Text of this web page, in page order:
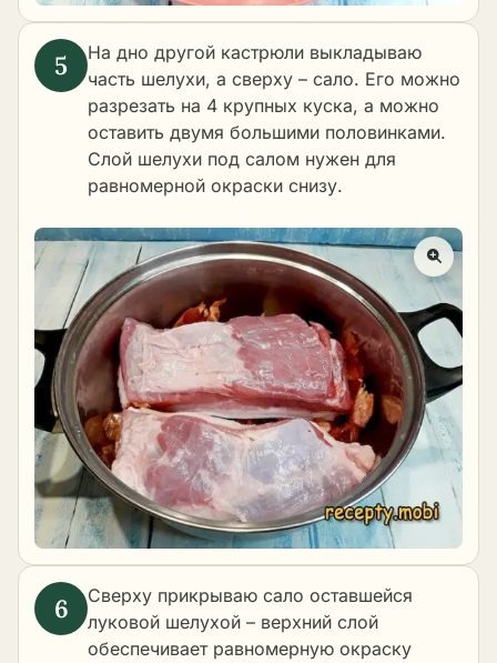
На дно другой кастрюли выкладываю
часть шелухи, а сверху – сало. Его можно
разрезать на 4 крупных куска, а можно
оставить двумя большими половинками.
Слой шелухи под салом нужен для
равномерной окраски снизу.
Сверху прикрываю сало оставшейся
луковой шелухой – верхний слой
обеспечивает равномерную окраску